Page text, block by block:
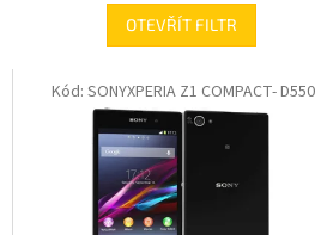
OTEVŘÍT FILTR
Kód: SONYXPERIA Z1 COMPACT-